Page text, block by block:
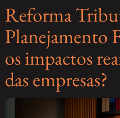
Reforma
Planejamento
os impactos
das empresas?